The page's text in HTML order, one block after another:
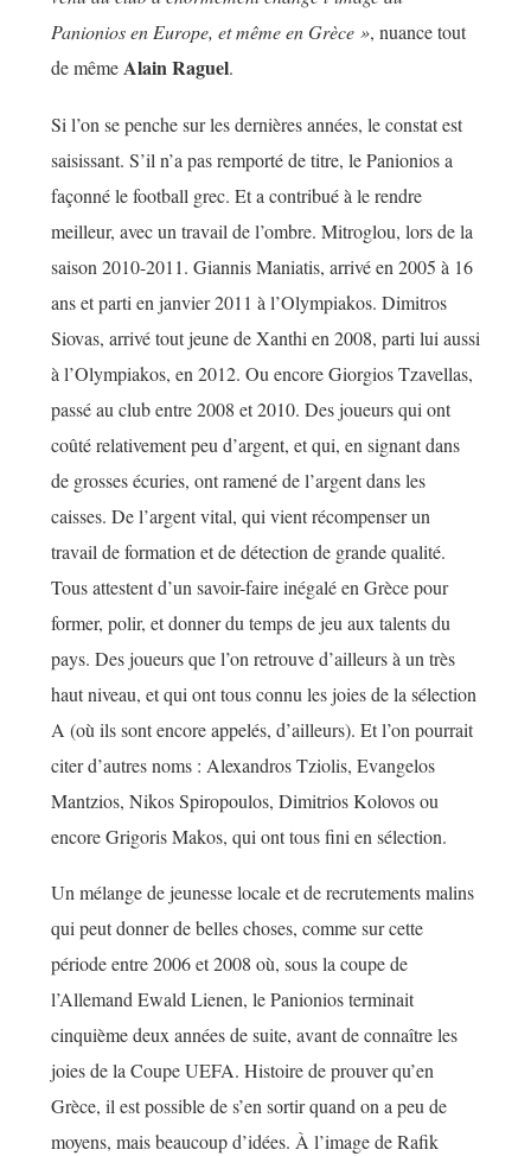
Panionios en Europe, et même en Grèce », nuance tout
de mêmeAlain Raguel.
Si l’on se penche sur les dernières années, le constat est
saisissant. S’il n’a pas remporté de titre, le Panionios a
façonné le football grec. Et a contribué à le rendre
meilleur, avec un travail de l’ombre. Mitroglou, lors de la
saison 2010-2011. Giannis Maniatis, arrivé en 2005 à 16
ans et parti en janvier 2011 à l’Olympiakos. Dimitros
Siovas, arrivé tout jeune de Xanthi en 2008, parti lui aussi
à l’Olympiakos, en 2012. Ou encore Giorgios Tzavellas,
passé au club entre 2008 et 2010. Des joueurs qui ont
coûté relativement peu d’argent, et qui, en signant dans
de grosses écuries, ont ramené de l’argent dans les
caisses. De l’argent vital, qui vient récompenser un
travail de formation et de détection de grande qualité.
Tous attestent d’un savoir-faire inégalé en Grèce pour
former, polir, et donner du temps de jeu aux talents du
pays. Des joueurs que l’on retrouve d’ailleurs à un très
haut niveau, et qui ont tous connu les joies de la sélection
A (où ils sont encore appelés, d’ailleurs). Et l’on pourrait
citer d’autres noms : Alexandros Tziolis, Evangelos
Mantzios, Nikos Spiropoulos, Dimitrios Kolovos ou
encore Grigoris Makos, qui ont tous fini en sélection.
Un mélange de jeunesse locale et de recrutements malins
qui peut donner de belles choses, comme sur cette
période entre 2006 et 2008 où, sous la coupe de
l’Allemand Ewald Lienen, le Panionios terminait
cinquième deux années de suite, avant de connaître les
joies de la Coupe UEFA. Histoire de prouver qu’en
Grèce, il est possible de s’en sortir quand on a peu de
moyens, mais beaucoup d’idées. À l’image de Rafik